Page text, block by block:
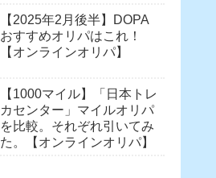
【2025年2月後半】DOPA
おすすめオリパはこれ！
【オンラインオリパ】
【1000マイル】「日本トレ
カセンター」マイルオリパ
を比較。それぞれ引いてみ
た。【オンラインオリパ】